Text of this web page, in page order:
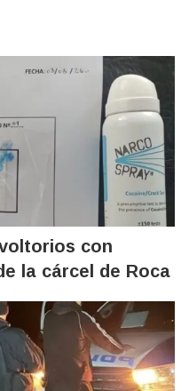
con
la cárcel de Roca